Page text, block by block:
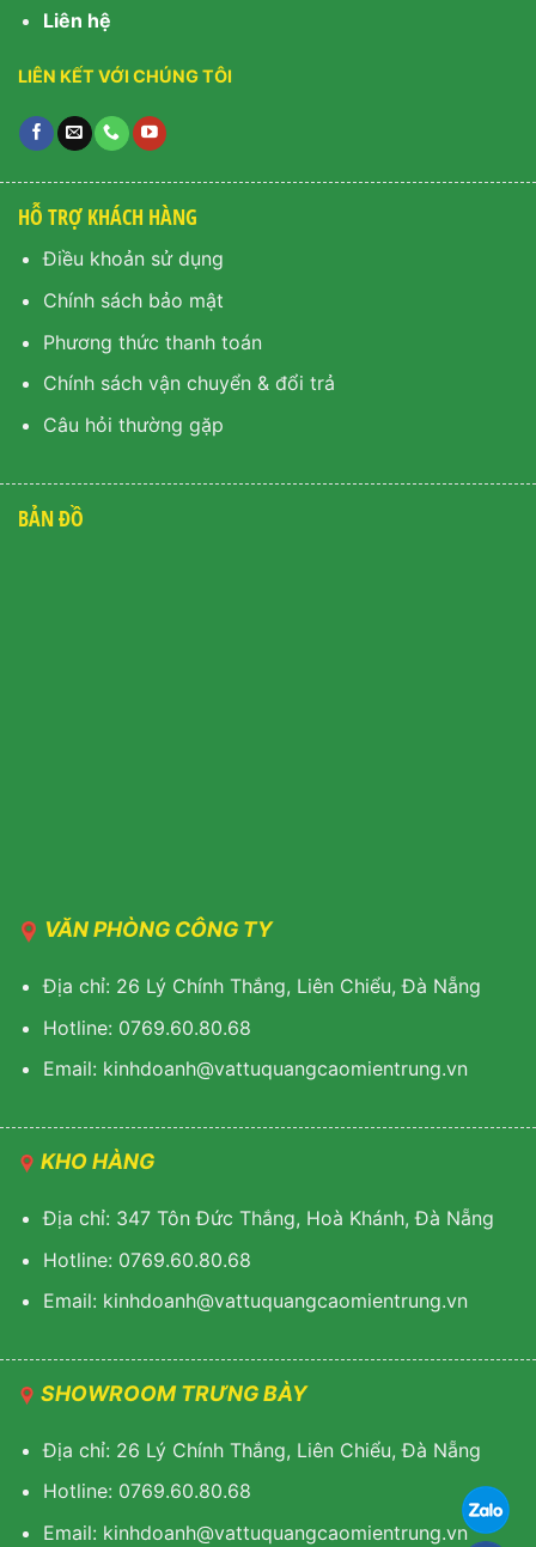
Liên hệ
LIÊN KẾT VỚI CHÚNG TÔI
HỖ TRỢ KHÁCH HÀNG
Điều khoản sử dụng
Chính sách bảo mật
Phương thức thanh toán
Chính sách vận chuyển & đổi trả
Câu hỏi thường gặp
BẢN ĐỒ
VĂN PHÒNG CÔNG TY
Địa chỉ: 26 Lý Chính Thắng, Liên Chiểu, Đà Nẵng
Hotline: 0769.60.80.68
Email: kinhdoanh@vattuquangcaomientrung.vn
KHO HÀNG
Địa chỉ: 347 Tôn Đức Thắng, Hoà Khánh, Đà Nẵng
Hotline: 0769.60.80.68
Email: kinhdoanh@vattuquangcaomientrung.vn
SHOWROOM TRƯNG BÀY
Địa chỉ: 26 Lý Chính Thắng, Liên Chiểu, Đà Nẵng
Hotline: 0769.60.80.68
Email: kinhdoanh@vattuquangcaomientrung.vn